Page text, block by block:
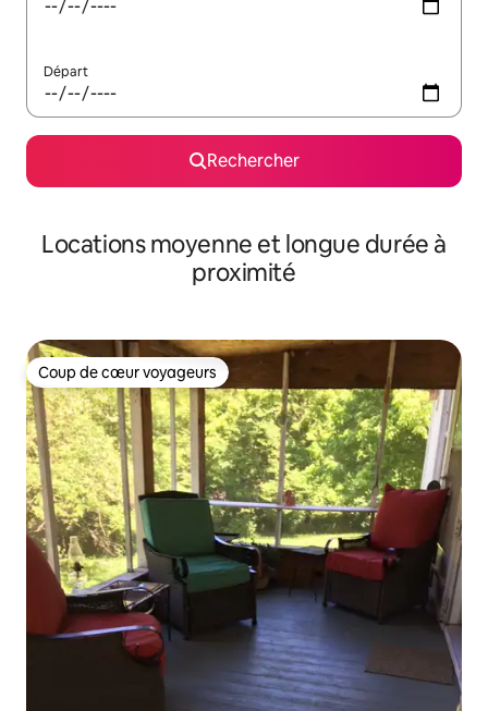
Départ
Rechercher
Locations moyenne et longue durée à
proximité
Coup de cœur voyageurs
Coup de cœur voyageurs